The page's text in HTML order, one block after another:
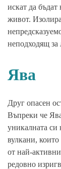
искат да
живот.
неподходящ
Ява
Друг опасен
Въпреки че
уникалната си
вулкани,
от най-
редовно